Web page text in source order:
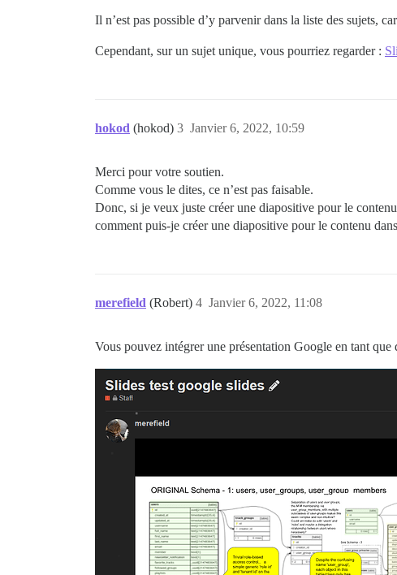
Il n’est pas possible d’y parvenir dans la liste des sujets,
Cependant, sur un sujet unique, vous pourriez regarder :
hokod (hokod) Janvier 6, 2022, 10:59
3
Merci pour votre soutien.
Comme vous le dites, ce n’est pas faisable.
Donc, si je veux juste créer une diapositive pour le
comment puis-je créer une diapositive pour le contenu
merefield (Robert) Janvier 6, 2022, 11:08
4
Vous pouvez intégrer une présentation Google en tant que